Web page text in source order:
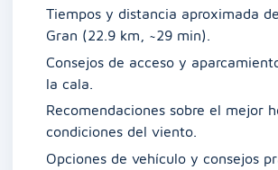
Tiempos y distancia aproximada
Gran (22.9 km, ~29 min).
Consejos de acceso y
la cala.
Recomendaciones sobre el mejor
condiciones del viento.
Opciones de vehículo y consejos